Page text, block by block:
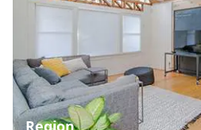
Region